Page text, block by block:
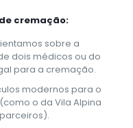
cremação:
sobre a
dois médicos ou do
para a cremação.
modernos para o
o da Vila Alpina